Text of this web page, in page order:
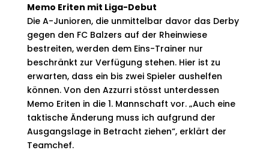
Memo Eriten mit Liga-Debut
Die A-Junioren, die unmittelbar davor das Derby
gegen den FC Balzers auf der Rheinwiese
bestreiten, werden dem Eins-Trainer nur
beschränkt zur Verfügung stehen. Hier ist zu
erwarten, dass ein bis zwei Spieler aushelfen
können. Von den Azzurri stösst unterdessen
Memo Eriten in die 1. Mannschaft vor. „Auch eine
taktische Änderung muss ich aufgrund der
Ausgangslage in Betracht ziehen“, erklärt der
Teamchef.